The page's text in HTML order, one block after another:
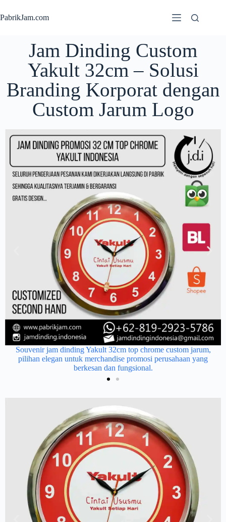
PabrikJam.com
Jam Dinding Custom
Yakult 32cm – Solusi
Branding Korporat dengan
Custom Jarum Logo
Souvenir jam dinding Yakult 32cm top chrome custom jarum,
pilihan elegan untuk merchandise promosi perusahaan yang
berkesan dan fungsional.